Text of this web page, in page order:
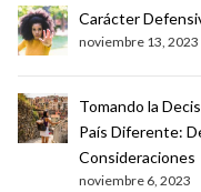
Carácter
noviembre 13, 2023
Tomando la
País Diferente:
Consideraciones
noviembre 6, 2023